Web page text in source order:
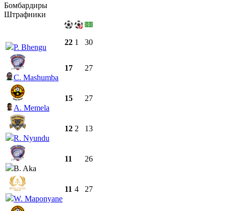
Бомбардиры
Штрафники
P. Bhengu
22 1 30
C. Mashumba
17 27
A. Memela
15 27
R. Nyundu
12 2 13
B. Aka
11 26
W. Maponyane
11 4 27